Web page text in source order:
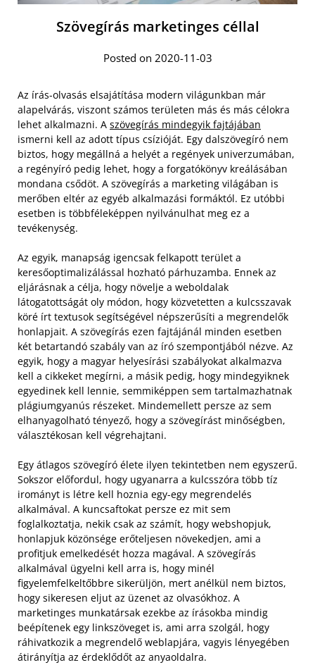
Szövegírás marketinges céllal
Posted on 2020-11-03
Az írás-olvasás elsajátítása modern világunkban már
alapelvárás, viszont számos területen más és más célokra
lehet alkalmazni. A szövegírás mindegyik fajtájában
ismerni kell az adott típus csízióját. Egy dalszövegíró nem
biztos, hogy megállná a helyét a regények univerzumában,
a regényíró pedig lehet, hogy a forgatókönyv kreálásában
mondana csődöt. A szövegírás a marketing világában is
merőben eltér az egyéb alkalmazási formáktól. Ez utóbbi
esetben is többféleképpen nyilvánulhat meg ez a
tevékenység.
Az egyik, manapság igencsak felkapott terület a
keresőoptimalizálással hozható párhuzamba. Ennek az
eljárásnak a célja, hogy növelje a weboldalak
látogatottságát oly módon, hogy közvetetten a kulcsszavak
köré írt textusok segítségével népszerűsíti a megrendelők
honlapjait. A szövegírás ezen fajtájánál minden esetben
két betartandó szabály van az író szempontjából nézve. Az
egyik, hogy a magyar helyesírási szabályokat alkalmazva
kell a cikkeket megírni, a másik pedig, hogy mindegyiknek
egyedinek kell lennie, semmiképpen sem tartalmazhatnak
plágiumgyanús részeket. Mindemellett persze az sem
elhanyagolható tényező, hogy a szövegírást minőségben,
választékosan kell végrehajtani.
Egy átlagos szövegíró élete ilyen tekintetben nem egyszerű.
Sokszor előfordul, hogy ugyanarra a kulcsszóra több tíz
irományt is létre kell hoznia egy-egy megrendelés
alkalmával. A kuncsaftokat persze ez mit sem
foglalkoztatja, nekik csak az számít, hogy webshopjuk,
honlapjuk közönsége erőteljesen növekedjen, ami a
profitjuk emelkedését hozza magával. A szövegírás
alkalmával ügyelni kell arra is, hogy minél
figyelemfelkeltőbbre sikerüljön, mert anélkül nem biztos,
hogy sikeresen eljut az üzenet az olvasókhoz. A
marketinges munkatársak ezekbe az írásokba mindig
beépítenek egy linkszöveget is, ami arra szolgál, hogy
ráhivatkozik a megrendelő weblapjára, vagyis lényegében
átirányítja az érdeklődőt az anyaoldalra.